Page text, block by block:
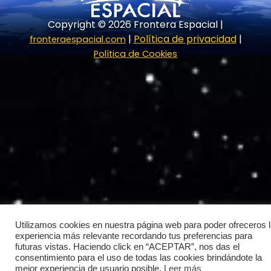
r
m
Copyright © 2026 Frontera Espacial |
fronteraespacial.com | Política de privacidad|
Política de Cookies
Utilizamos cookies en nuestra página web para poder ofreceros
experiencia más relevante recordando tus preferencias para
futuras vistas. Haciendo click en “ACEPTAR”, nos das el
consentimiento para el uso de todas las cookies brindándote la
mejor experiencia de usuario posible. Leer más